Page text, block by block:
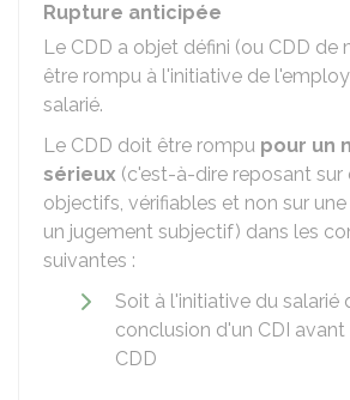
Rupture anticipée
Le CDD a objet défini (ou CDD de
être rompu à l'initiative de
salarié.
Le CDD doit être rompu pour un
sérieux (c'est-à-dire reposant sur
objectifs, vérifiables et non sur
un jugement subjectif) dans les
suivantes :
Soit à l'initiative du salarié
conclusion d'un CDI avant
CDD